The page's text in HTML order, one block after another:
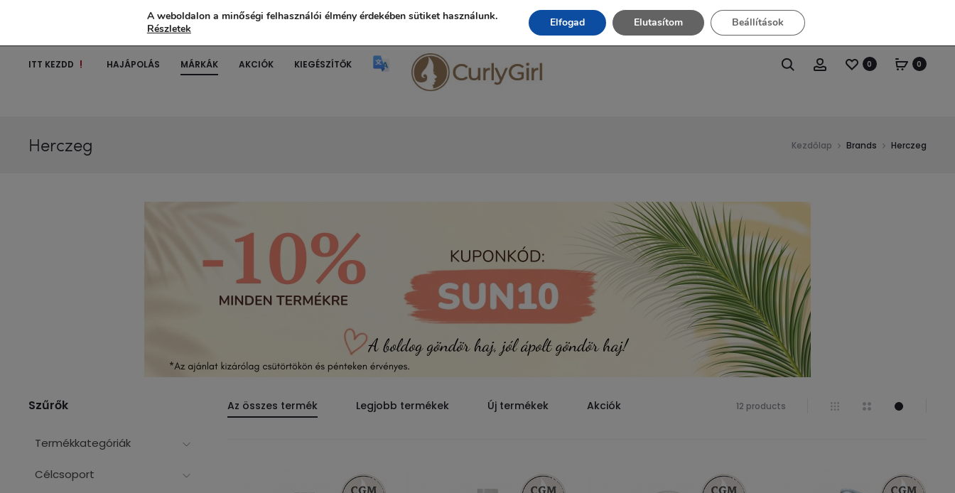
Ingyenes szállítás 20.000 Ft fölött!
ITT KEZDD HAJÁPOLÁS MÁRKÁK AKCIÓK KIEGÉSZÍTŐK 0 0
Herczeg Kezdőlap Brands Herczeg
Az összes termék Legjobb termékek Új termékek Akciók 12 products
Szűrők
Termékkategóriák
Célcsoport
A weboldalon a minőségi felhasználói élmény érdekében sütiket használunk.
Részletek
Elfogad Elutasítom Beállítások